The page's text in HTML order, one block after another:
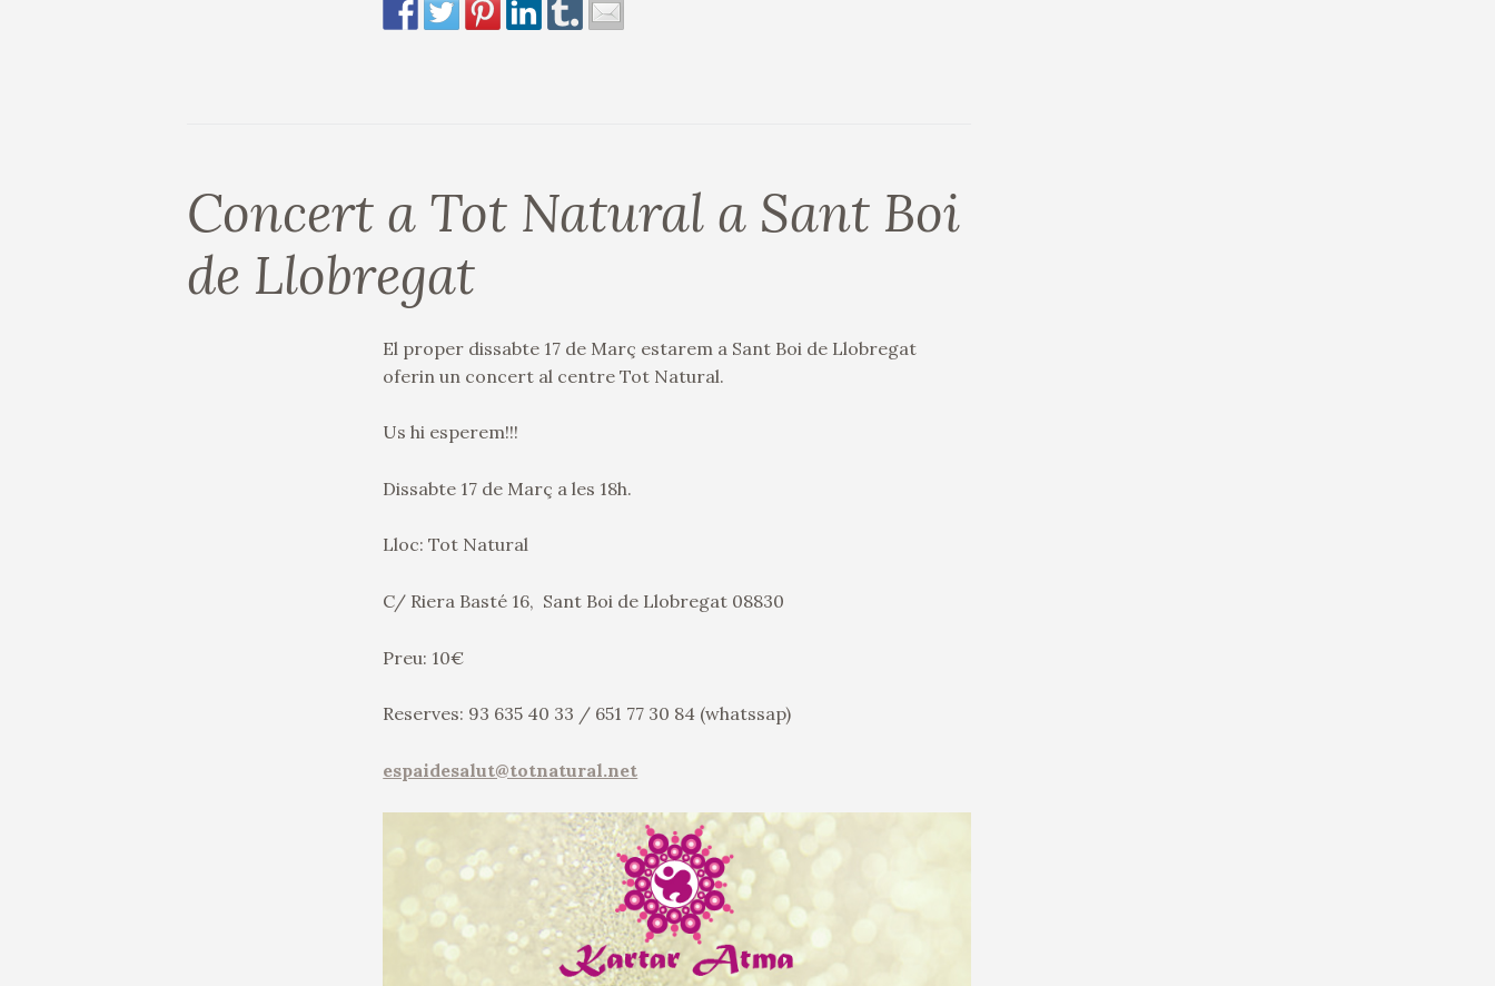
Concert a Tot Natural a Sant Boi
de Llobregat
El proper dissabte 17 de Març estarem a Sant Boi de Llobregat
oferin un concert al centre Tot Natural.
Us hi esperem!!!
Dissabte 17 de Març a les 18h.
Lloc: Tot Natural
C/ Riera Basté 16, Sant Boi de Llobregat 08830
Preu: 10€
Reserves: 93 635 40 33 / 651 77 30 84 (whatssap)
espaidesalut@totnatural.net